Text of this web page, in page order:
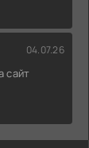
04.07.26
сайт